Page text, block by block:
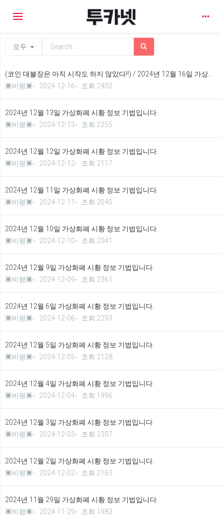
Toggle navigation
모두
▣비평▣
2024-12-16 조회 2402
2024년 12월 13일 가상화폐 시황 정보 기법입니다.
▣비평▣
2024-12-13 조회 2255
2024년 12월 12일 가상화폐 시황 정보 기법입니다.
▣비평▣
2024-12-12 조회 2117
2024년 12월 11일 가상화폐 시황 정보 기법입니다.
▣비평▣
2024-12-11 조회 2045
2024년 12월 10일 가상화폐 시황 정보 기법입니다.
▣비평▣
2024-12-10 조회 2041
2024년 12월 9일 가상화폐 시황 정보 기법입니다.
▣비평▣
2024-12-09 조회 2361
2024년 12월 6일 가상화폐 시황 정보 기법입니다.
▣비평▣
2024-12-06 조회 2293
2024년 12월 5일 가상화폐 시황 정보 기법입니다.
▣비평▣
2024-12-05 조회 2128
2024년 12월 4일 가상화폐 시황 정보 기법입니다.
▣비평▣
2024-12-04 조회 1996
2024년 12월 3일 가상화폐 시황 정보 기법입니다.
▣비평▣
2024-12-03 조회 2307
2024년 12월 2일 가상화폐 시황 정보 기법입니다.
▣비평▣
2024-12-02 조회 2163
2024년 11월 29일 가상화폐 시황 정보 기법입니다.
▣비평▣
2024-11-29 조회 1983